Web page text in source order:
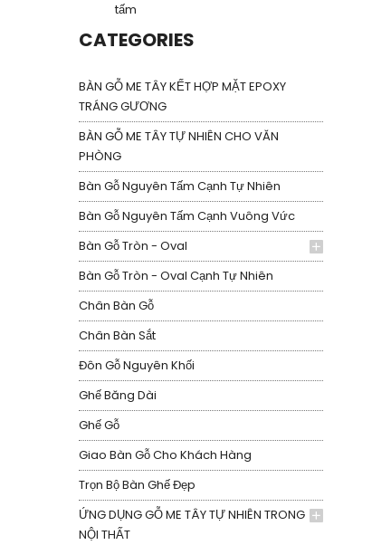
tấm
CATEGORIES
BÀN GỖ ME TÂY KẾT HỢP MẶT EPOXY
TRÁNG GƯƠNG
BÀN GỖ ME TÂY TỰ NHIÊN CHO VĂN
PHÒNG
Bàn Gỗ Nguyên Tấm Cạnh Tự Nhiên
Bàn Gỗ Nguyên Tấm Cạnh Vuông Vức
Bàn Gỗ Tròn - Oval
Bàn Gỗ Tròn - Oval Cạnh Tự Nhiên
Chân Bàn Gỗ
Chân Bàn Sắt
Đôn Gỗ Nguyên Khối
Ghế Băng Dài
Ghế Gỗ
Giao Bàn Gỗ Cho Khách Hàng
Trọn Bộ Bàn Ghế Đẹp
ỨNG DỤNG GỖ ME TÂY TỰ NHIÊN TRONG
NỘI THẤT